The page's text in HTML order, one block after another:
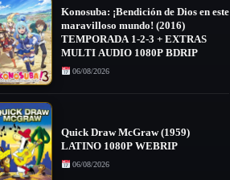
Konosuba: ¡Bendición de Dios en este
maravilloso mundo! (2016)
TEMPORADA 1-2-3 + EXTRAS
MULTI AUDIO 1080P BDRIP
06/08/2026
Quick Draw McGraw (1959)
LATINO 1080P WEBRIP
06/08/2026